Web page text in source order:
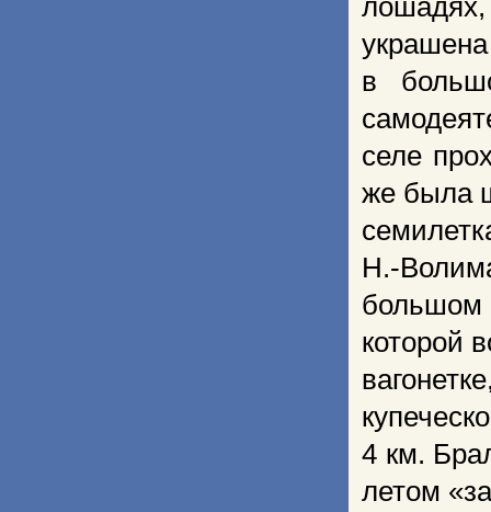
в
селе
же была
Н.-
которой
4 км.
летом